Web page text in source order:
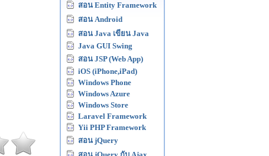
สอน Entity Framework
สอน Android
สอน Java เขียน Java
Java GUI Swing
สอน JSP (Web App)
iOS (iPhone,iPad)
Windows Phone
Windows Azure
Windows Store
Laravel Framework
Yii PHP Framework
สอน jQuery